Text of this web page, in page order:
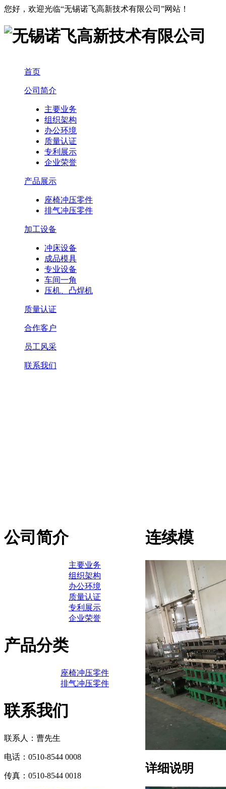
您好，欢迎光临“无锡诺飞高新技术有限公司”网站！
首页
公司简介
主要业务
组织架构
办公环境
质量认证
专利展示
企业荣誉
产品展示
座椅冲压零件
排气冲压零件
加工设备
冲床设备
成品模具
专业设备
车间一角
压机、凸焊机
质量认证
合作客户
员工风采
联系我们
公司简介
主要业务
组织架构
办公环境
质量认证
专利展示
企业荣誉
产品分类
座椅冲压零件
排气冲压零件
联系我们
联系人：曹先生
电话：0510-8544 0008
传真：0510-8544 0018
连续模
详细说明